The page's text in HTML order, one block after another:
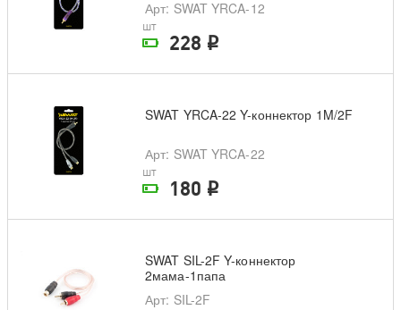
На складе поставщика
Арт: SWAT YRCA-12
шт
228 i
На складе поставщика
SWAT YRCA-22 Y-коннектор 1M/2F
Арт: SWAT YRCA-22
шт
180 i
SWAT SIL-2F Y-коннектор
2мама-1папа
Арт: SIL-2F